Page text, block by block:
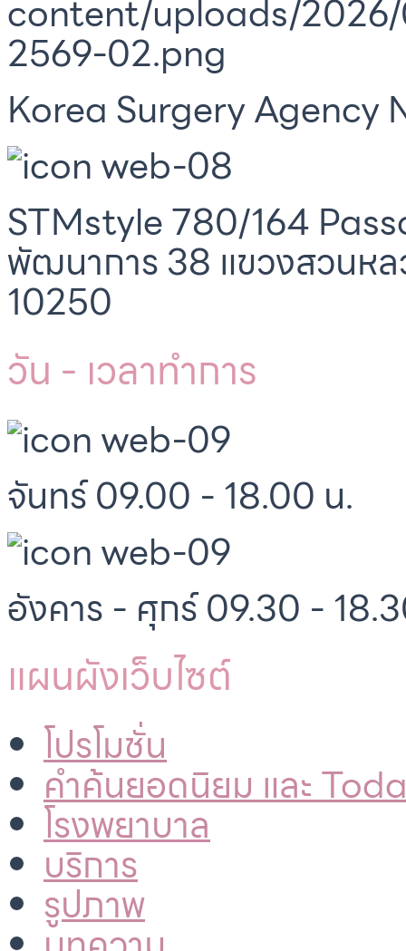
Korea Surgery Agency
STMstyle 780/164
พัฒนาการ 38 แขวงสวนหล
10250
วัน - เวลาทำการ
จันทร์ 09.00 - 18.00 น.
อังคาร - ศุกร์ 09.30 -
แผนผังเว็บไซต์
โปรโมชั่น
คำค้นยอดนิยม และ
โรงพยาบาล
บริการ
รูปภาพ